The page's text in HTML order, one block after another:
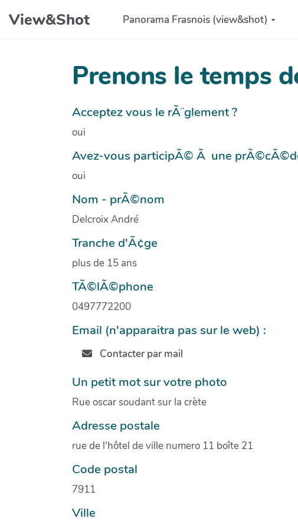
Aller au contenu principal
View&Shot Panorama Frasnois (view&shot)
Prenons le temps
Acceptez vous le rÃ¨glement ?
oui
Avez-vous participÃ© Ã une
oui
Nom - prÃ©nom
Delcroix André
Tranche d'Ã¢ge
plus de 15 ans
TÃ©lÃ©phone
0497772200
Email (n'apparaitra pas sur le web) :
Contacter par mail
Un petit mot sur votre photo
Rue oscar soudant sur la crète
Adresse postale
rue de l'hôtel de ville numero 11 boîte 21
Code postal
7911
Ville